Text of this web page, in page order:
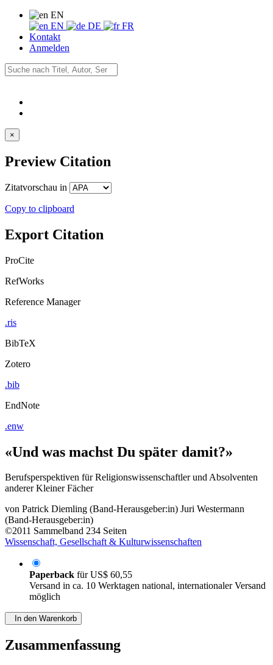
EN
EN
DE
FR
Kontakt
Anmelden
×
Preview Citation
Zitatvorschau in
Copy to clipboard
Export Citation
ProCite
RefWorks
Reference Manager
.ris
BibTeX
Zotero
.bib
EndNote
.enw
«Und was machst Du später damit?»
Berufsperspektiven für Religionswissenschaftler und Absolventen
anderer Kleiner Fächer
von Patrick Diemling (Band-Herausgeber:in) Juri Westermann
(Band-Herausgeber:in)
©2011 Sammelband 234 Seiten
Wissenschaft, Gesellschaft & Kulturwissenschaften
Paperback fürUS$ 60,55
Versand in ca. 10 Werktagen national, internationaler Versand
möglich
In den Warenkorb
Zusammenfassung